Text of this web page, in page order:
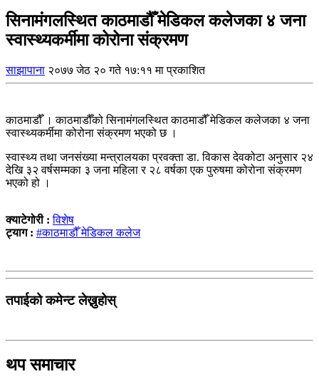
सिनामंगलस्थित काठमाडौँ मेडिकल कलेजका ४ जना
स्वास्थ्यकर्मीमा कोरोना संक्रमण
साझापाना २०७७ जेठ २० गते १७:११ मा प्रकाशित
काठमाडौँ । काठमाडौँको सिनामंगलस्थित काठमाडौँ मेडिकल कलेजका ४ जना
स्वास्थ्यकर्मीमा कोरोना संक्रमण भएको छ ।
स्वास्थ्य तथा जनसंख्या मन्त्रालयका प्रवक्ता डा. विकास देवकोटा अनुसार २४
देखि ३२ वर्षसम्मका ३ जना महिला र २८ वर्षका एक पुरुषमा कोरोना संक्रमण
भएको हो ।
क्याटेगोरी :विशेष
ट्याग : #काठमाडौँ मेडिकल कलेज
तपाईको कमेन्ट लेख्नुहोस्
थप समाचार